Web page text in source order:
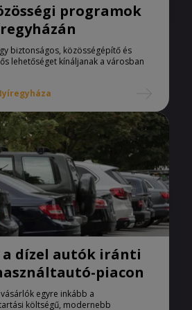
programok
biztonságos, közösségépítő és
lehetőséget kínáljanak a városban
a dízel autók iránti
piacon
egyre inkább a
költségű, modernebb